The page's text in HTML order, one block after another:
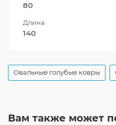
80
Длина
140
Овальные голубые ковры
Вам также может